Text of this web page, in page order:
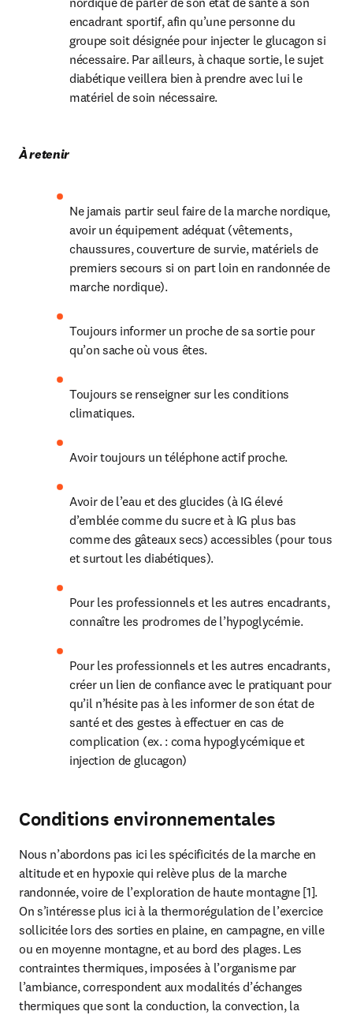
encadrant sportif, afin qu’une personne du
groupe soit désignée pour injecter le glucagon si
nécessaire. Par ailleurs, à chaque sortie, le sujet
diabétique veillera bien à prendre avec lui le
matériel de soin nécessaire.
À retenir
Ne jamais partir seul faire de la marche nordique,
avoir un équipement adéquat (vêtements,
chaussures, couverture de survie, matériels de
premiers secours si on part loin en randonnée de
marche nordique).
Toujours informer un proche de sa sortie pour
qu’on sache où vous êtes.
Toujours se renseigner sur les conditions
climatiques.
Avoir toujours un téléphone actif proche.
Avoir de l’eau et des glucides (à IG élevé
d’emblée comme du sucre et à IG plus bas
comme des gâteaux secs) accessibles (pour tous
et surtout les diabétiques).
Pour les professionnels et les autres encadrants,
connaître les prodromes de l’hypoglycémie.
Pour les professionnels et les autres encadrants,
créer un lien de confiance avec le pratiquant pour
qu’il n’hésite pas à les informer de son état de
santé et des gestes à effectuer en cas de
complication (ex. : coma hypoglycémique et
injection de glucagon)
Conditions environnementales
Nous n’abordons pas ici les spécificités de la marche en
altitude et en hypoxie qui relève plus de la marche
randonnée, voire de l’exploration de haute montagne [1].
On s’intéresse plus ici à la thermorégulation de l’exercice
sollicitée lors des sorties en plaine, en campagne, en ville
ou en moyenne montagne, et au bord des plages. Les
contraintes thermiques, imposées à l’organisme par
l’ambiance, correspondent aux modalités d’échanges
thermiques que sont la conduction, la convection, la